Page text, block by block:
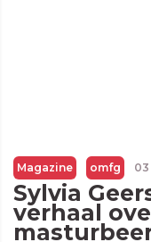
Magazine omfg
Sylvia
verhaal